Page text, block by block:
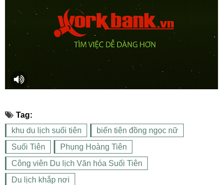
Tag:
khu du lịch suối tiên
biển tiên đồng ngọc nữ
Suối Tiên
Phụng Hoàng Tiên
Công viên Du lịch Văn hóa Suối Tiên
Du lịch khắp nơi